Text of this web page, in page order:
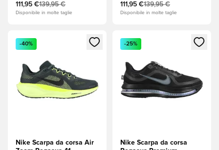
111,95 €139,95 €
Disponibile in molte taglie
111,95 €139,95 €
Disponibile in molte taglie
Apre una finestra modale per accedere o registrarsi come
-40%
Nike Scarpa da corsa Air
Apre una finestra modale
-25%
Nike Scarpa da corsa